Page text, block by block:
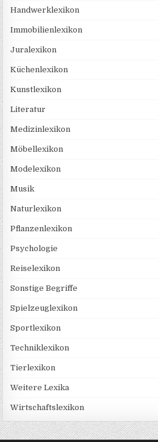
Handwerklexikon
Immobilienlexikon
Juralexikon
Küchenlexikon
Kunstlexikon
Literatur
Medizinlexikon
Möbellexikon
Modelexikon
Musik
Naturlexikon
Pflanzenlexikon
Psychologie
Reiselexikon
Sonstige Begriffe
Spielzeuglexikon
Sportlexikon
Techniklexikon
Tierlexikon
Weitere Lexika
Wirtschaftslexikon